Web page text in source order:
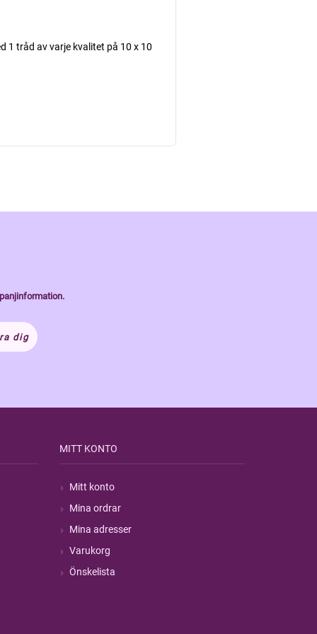
1 tråd av varje kvalitet på 10 x 10
dig
MITT KONTO
Mitt konto
Mina ordrar
Mina adresser
Varukorg
Önskelista